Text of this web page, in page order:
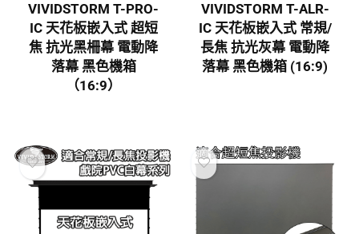
VIVIDSTORM T-PRO-
IC 天花板嵌入式 超短
焦 抗光黑柵幕 電動降
落幕 黑色機箱
（16:9）
VIVIDSTORM T-ALR-
IC 天花板嵌入式 常規/
長焦 抗光灰幕 電動降
落幕 黑色機箱 (16:9)